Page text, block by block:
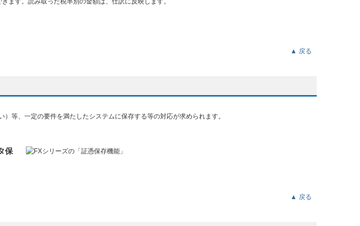
▲ 戻る
等、一定の要件を満たしたシステムに保存する等の対応が求められます。
保
▲ 戻る